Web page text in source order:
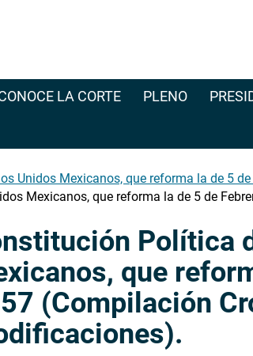
LA CORTE PLENO
Unidos Mexicanos, que reforma la de 5
Mexicanos, que reforma la de 5 de
Política
que
(Compilación